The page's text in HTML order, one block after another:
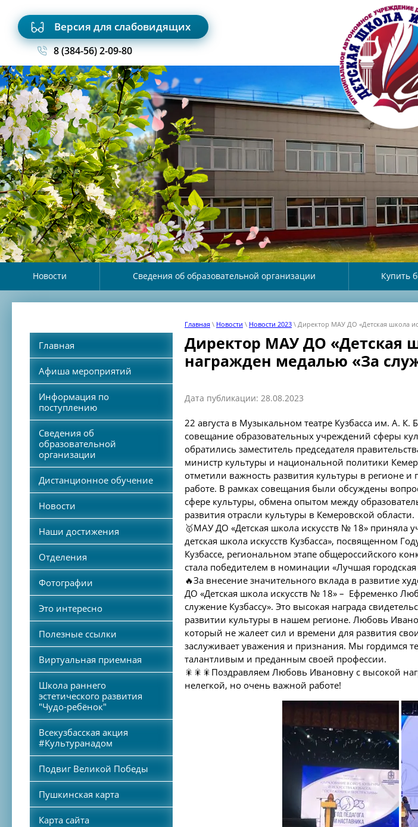
Версия для слабовидящих
8 (384-56) 2-09-80
Новости Сведения об образовательной организации Купить
Главная
Афиша мероприятий
Информация по
поступлению
Сведения об
образовательной
организации
Дистанционное обучение
Новости
Наши достижения
Отделения
Фотографии
Это интересно
Полезные ссылки
Виртуальная приемная
Школа раннего
эстетического развития
"Чудо-ребёнок"
Всекузбасская акция
#Культуранадом
Подвиг Великой Победы
Пушкинская карта
Карта сайта
Главная \ Новости \ Новости 2023 \ Директор МАУ ДО «Детская школа
Директор МАУ ДО «Детская
награжден медалью «За
Дата публикации: 28.08.2023
22 августа в Музыкальном театре Кузбасса им. А.
совещание образовательных учреждений сферы
обратились заместитель председателя
министр культуры и национальной политики
отметили важность развития культуры в регионе
работе. В рамках совещания были обсуждены
сфере культуры, обмена опытом между
развития отрасли культуры в Кемеровской области.
🥇МАУ ДО «Детская школа искусств № 18» приняла
детская школа искусств Кузбасса», посвященном
Кузбассе, региональном этапе общероссийского
стала победителем в номинации «Лучшая городская
🔥За внесение значительного вклада в развитие
ДО «Детская школа искусств № 18» – Ефременко
служение Кузбассу». Это высокая награда
развитии культуры в нашем регионе. Любовь
который не жалеет сил и времени для развития
заслуживает уважения и признания. Мы гордимся
талантливым и преданным своей профессии.
🎇🎇🎇Поздравляем Любовь Ивановну с высокой
нелегкой, но очень важной работе!